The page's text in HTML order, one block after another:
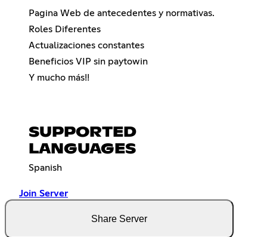
Pagina Web de antecedentes y normativas.
Roles Diferentes
Actualizaciones constantes
Beneficios VIP sin paytowin
Y mucho más!!
SUPPORTED
LANGUAGES
Spanish
Join Server
Share Server